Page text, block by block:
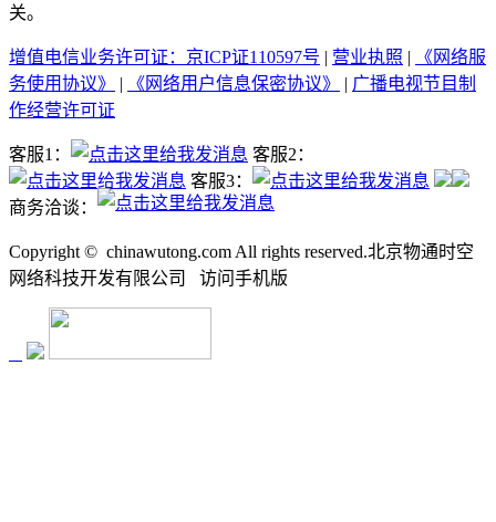
关。
增值电信业务许可证：京ICP证110597号 | 营业执照 |
《网络服
务使用协议》
| 《网络用户信息保密协议》 | 广播电视节目制
作经营许可证
客服1：
客服2：
客服3：
商务洽谈：
Copyright © chinawutong.com All rights reserved.北京物通时空
网络科技开发有限公司
访问手机版